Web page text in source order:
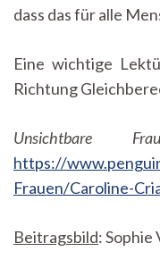
dass das für alle
Eine wichtige
Richtung
Unsichtbare
https://
Frauen/Caroline-
Beitragsbild: Sophie